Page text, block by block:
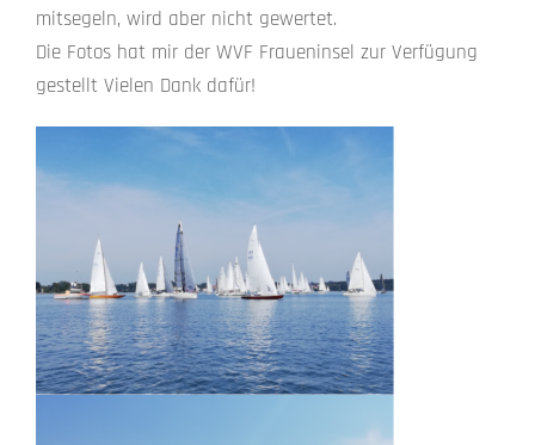
mitsegeln, wird aber nicht gewertet.
Die Fotos hat mir der WVF Fraueninsel zur Verfügung
gestellt Vielen Dank dafür!